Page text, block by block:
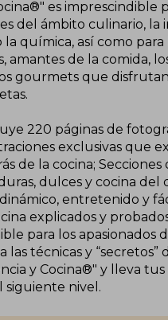
es imprescindible
del ámbito culinario, la
la química, así como para
amantes de la comida,
gourmets que
220 páginas de
exclusivas que
de la cocina; Secciones
dulces y cocina del
entretenido y
explicados y
para los apasionados
las técnicas y “secretos”
y Cocina®" y lleva
siguiente nivel.